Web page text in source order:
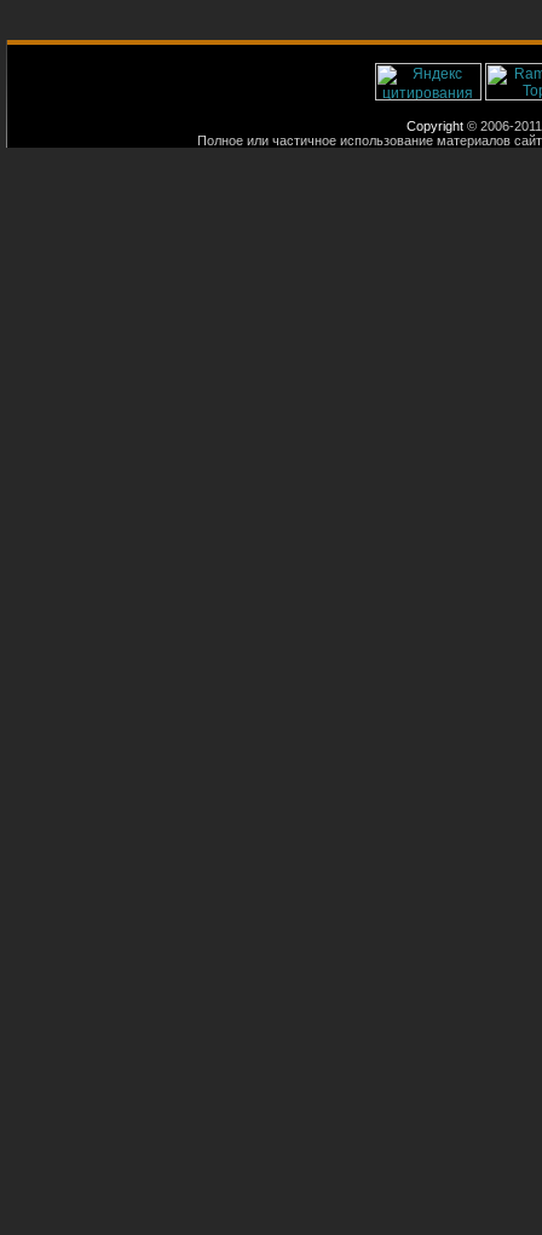
Copyright © 2006-
Полное или частичное использование материалов